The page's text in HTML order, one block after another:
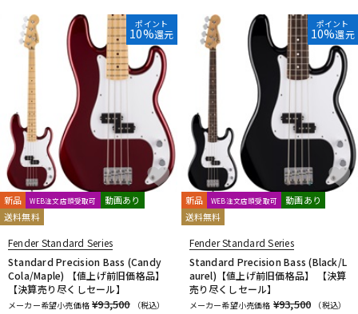
ポイント
10%還元
新品 WEB注文店頭受取可
動画あり
送料無料
Fender Standard Series
Standard Precision Bass (Candy
Cola/Maple) 【値上げ前旧価格品】
【決算売り尽くしセール】
メーカー希望小売価格 ¥93,500
（税込）
ポイント
10%還元
新品 WEB注文店頭受取可
動画あり
送料無料
Fender Standard Series
Standard Precision Bass (Black/L
aurel)【値上げ前旧価格品】 【決算
売り尽くしセール】
メーカー希望小売価格 ¥93,500
（税込）